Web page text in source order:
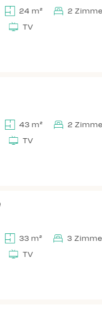
24 m²
2
TV
43 m²
2
TV
33 m²
3
TV